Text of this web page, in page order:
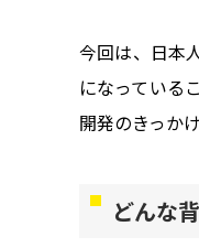
今回は、日本
になっている
開発のきっか
どんな